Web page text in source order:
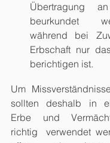
Übertragung
beurkundet
während bei
Erbschaft nur
berichtigen ist.
Um
sollten deshalb in
Erbe und
richtig  verwendet